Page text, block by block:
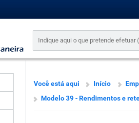
Você está aqui Início
Modelo 39 - Rendimentos e